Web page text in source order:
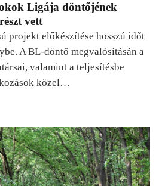
Ligája döntőjének
vett
projekt előkészítése hosszú időt
A BL-döntő megvalósításán a
valamint a teljesítésbe
közel…